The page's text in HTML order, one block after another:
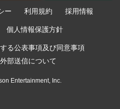
ー 利用規約 採用情報
個人情報保護方針
る公表事項及び同意事項
部送信について
Entertainment, Inc.